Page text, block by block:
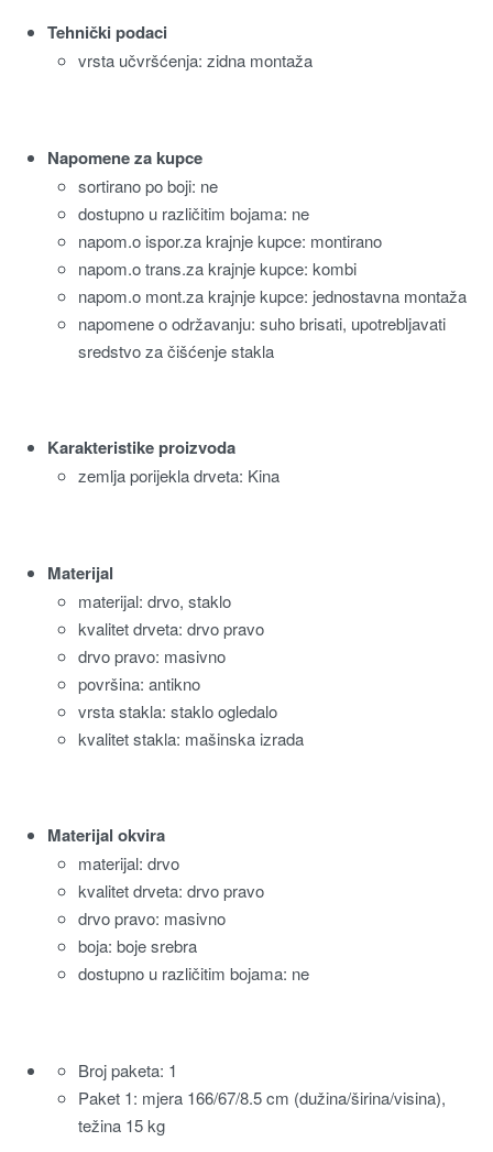
Tehnički podaci
vrsta učvršćenja: zidna montaža
Napomene za kupce
sortirano po boji: ne
dostupno u različitim bojama: ne
napom.o ispor.za krajnje kupce: montirano
napom.o trans.za krajnje kupce: kombi
napom.o mont.za krajnje kupce: jednostavna montaža
napomene o održavanju: suho brisati, upotrebljavati
sredstvo za čišćenje stakla
Karakteristike proizvoda
zemlja porijekla drveta: Kina
Materijal
materijal: drvo, staklo
kvalitet drveta: drvo pravo
drvo pravo: masivno
površina: antikno
vrsta stakla: staklo ogledalo
kvalitet stakla: mašinska izrada
Materijal okvira
materijal: drvo
kvalitet drveta: drvo pravo
drvo pravo: masivno
boja: boje srebra
dostupno u različitim bojama: ne
Broj paketa: 1
Paket 1: mjera 166/67/8.5 cm (dužina/širina/visina),
težina 15 kg